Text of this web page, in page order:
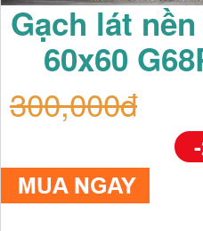
Gạch lát
60x60
300,000đ